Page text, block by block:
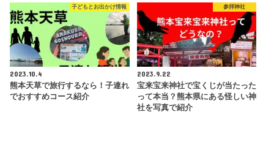
子どもとお出かけ情報
2023.10.4
熊本天草で旅行するなら！子連れ
でおすすめコース紹介
参拝神社
2023.9.22
宝来宝来神社で宝くじが当たった
って本当？熊本県にある怪しい神
社を写真で紹介